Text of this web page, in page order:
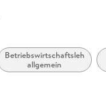
Betriebswirtschaftslehre,
allgemein